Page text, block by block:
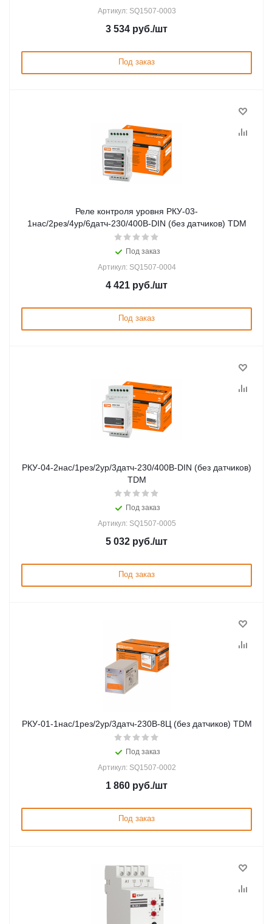
Артикул: SQ1507-0003
3 534 руб./шт
Под заказ
Реле контроля уровня РКУ-03-
1нас/2рез/4ур/6датч-230/400В-DIN (без датчиков) TDM
Под заказ
Артикул: SQ1507-0004
4 421 руб./шт
Под заказ
РКУ-04-2нас/1рез/2ур/3датч-230/400В-DIN (без датчиков)
TDM
Под заказ
Артикул: SQ1507-0005
5 032 руб./шт
Под заказ
РКУ-01-1нас/1рез/2ур/3датч-230В-8Ц (без датчиков) TDM
Под заказ
Артикул: SQ1507-0002
1 860 руб./шт
Под заказ